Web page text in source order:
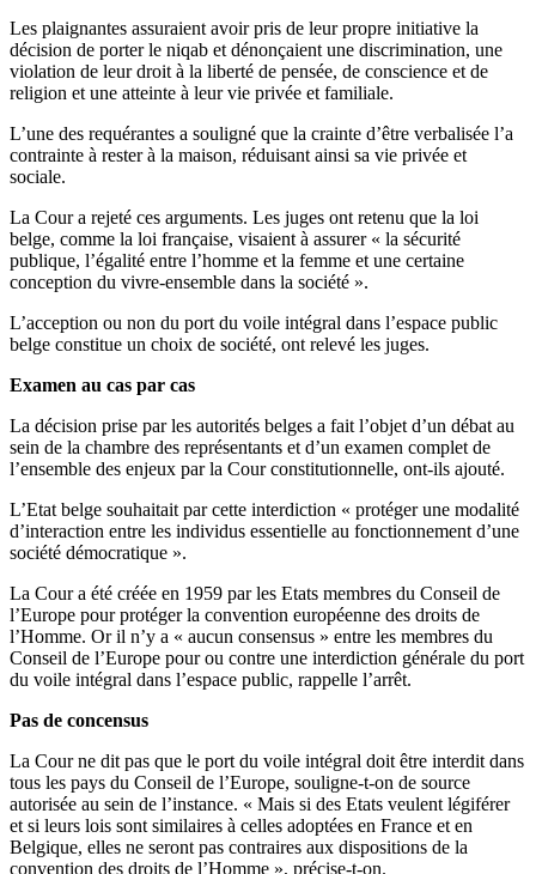
Les plaignantes assuraient avoir pris de leur propre initiative la
décision de porter le niqab et dénonçaient une discrimination, une
violation de leur droit à la liberté de pensée, de conscience et de
religion et une atteinte à leur vie privée et familiale.
L’une des requérantes a souligné que la crainte d’être verbalisée l’a
contrainte à rester à la maison, réduisant ainsi sa vie privée et
sociale.
La Cour a rejeté ces arguments. Les juges ont retenu que la loi
belge, comme la loi française, visaient à assurer « la sécurité
publique, l’égalité entre l’homme et la femme et une certaine
conception du vivre-ensemble dans la société ».
L’acception ou non du port du voile intégral dans l’espace public
belge constitue un choix de société, ont relevé les juges.
Examen au cas par cas
La décision prise par les autorités belges a fait l’objet d’un débat au
sein de la chambre des représentants et d’un examen complet de
l’ensemble des enjeux par la Cour constitutionnelle, ont-ils ajouté.
L’Etat belge souhaitait par cette interdiction « protéger une modalité
d’interaction entre les individus essentielle au fonctionnement d’une
société démocratique ».
La Cour a été créée en 1959 par les Etats membres du Conseil de
l’Europe pour protéger la convention européenne des droits de
l’Homme. Or il n’y a « aucun consensus » entre les membres du
Conseil de l’Europe pour ou contre une interdiction générale du port
du voile intégral dans l’espace public, rappelle l’arrêt.
Pas de concensus
La Cour ne dit pas que le port du voile intégral doit être interdit dans
tous les pays du Conseil de l’Europe, souligne-t-on de source
autorisée au sein de l’instance. « Mais si des Etats veulent légiférer
et si leurs lois sont similaires à celles adoptées en France et en
Belgique, elles ne seront pas contraires aux dispositions de la
convention des droits de l’Homme », précise-t-on.